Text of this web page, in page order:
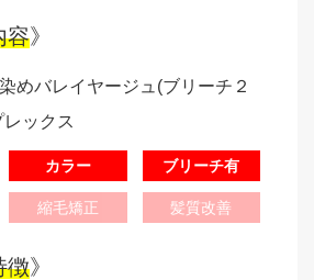
容》
めバレイヤージュ(ブリーチ２
ックス
カラー ブリーチ有
縮毛矯正 髪質改善
徴》